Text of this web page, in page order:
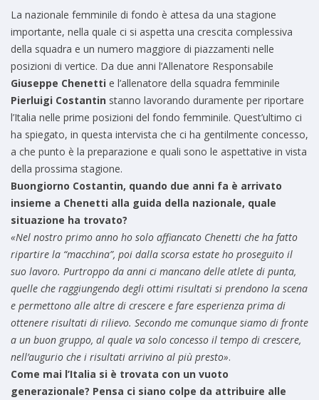
La nazionale femminile di fondo è attesa da una stagione
importante, nella quale ci si aspetta una crescita complessiva
della squadra e un numero maggiore di piazzamenti nelle
posizioni di vertice. Da due anni l’Allenatore Responsabile
Giuseppe Chenetti e l’allenatore della squadra femminile
Pierluigi Costantin stanno lavorando duramente per riportare
l’Italia nelle prime posizioni del fondo femminile. Quest’ultimo ci
ha spiegato, in questa intervista che ci ha gentilmente concesso,
a che punto è la preparazione e quali sono le aspettative in vista
della prossima stagione.
Buongiorno Costantin, quando due anni fa è arrivato
insieme a Chenetti alla guida della nazionale, quale
situazione ha trovato?
«Nel nostro primo anno ho solo affiancato Chenetti che ha fatto
ripartire la “macchina”, poi dalla scorsa estate ho proseguito il
suo lavoro. Purtroppo da anni ci mancano delle atlete di punta,
quelle che raggiungendo degli ottimi risultati si prendono la scena
e permettono alle altre di crescere e fare esperienza prima di
ottenere risultati di rilievo. Secondo me comunque siamo di fronte
a un buon gruppo, al quale va solo concesso il tempo di crescere,
nell’augurio che i risultati arrivino al più presto».
Come mai l’Italia si è trovata con un vuoto
generazionale? Pensa ci siano colpe da attribuire alle